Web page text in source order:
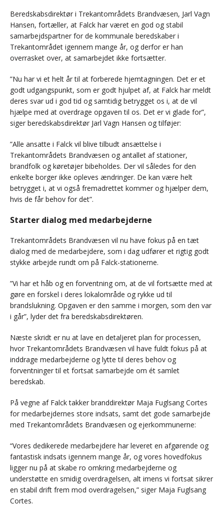
Beredskabsdirektør i Trekantområdets Brandvæsen, Jarl Vagn
Hansen, fortæller, at Falck har været en god og stabil
samarbejdspartner for de kommunale beredskaber i
Trekantområdet igennem mange år, og derfor er han
overrasket over, at samarbejdet ikke fortsætter.
”Nu har vi et helt år til at forberede hjemtagningen. Det er et
godt udgangspunkt, som er godt hjulpet af, at Falck har meldt
deres svar ud i god tid og samtidig betrygget os i, at de vil
hjælpe med at overdrage opgaven til os. Det er vi glade for”,
siger beredskabsdirektør Jarl Vagn Hansen og tilføjer:
”Alle ansatte i Falck vil blive tilbudt ansættelse i
Trekantområdets Brandvæsen og antallet af stationer,
brandfolk og køretøjer bibeholdes. Der vil således for den
enkelte borger ikke opleves ændringer. De kan være helt
betrygget i, at vi også fremadrettet kommer og hjælper dem,
hvis de får behov for det”.
Starter dialog med medarbejderne
Trekantområdets Brandvæsen vil nu have fokus på en tæt
dialog med de medarbejdere, som i dag udfører et rigtig godt
stykke arbejde rundt om på Falck-stationerne.
”Vi har et håb og en forventning om, at de vil fortsætte med at
gøre en forskel i deres lokalområde og rykke ud til
brandslukning. Opgaven er den samme i morgen, som den var
i går”, lyder det fra beredskabsdirektøren.
Næste skridt er nu at lave en detaljeret plan for processen,
hvor Trekantområdets Brandvæsen vil have fuldt fokus på at
inddrage medarbejderne og lytte til deres behov og
forventninger til et fortsat samarbejde om ét samlet
beredskab.
På vegne af Falck takker branddirektør Maja Fuglsang Cortes
for medarbejdernes store indsats, samt det gode samarbejde
med Trekantområdets Brandvæsen og ejerkommunerne:
“Vores dedikerede medarbejdere har leveret en afgørende og
fantastisk indsats igennem mange år, og vores hovedfokus
ligger nu på at skabe ro omkring medarbejderne og
understøtte en smidig overdragelsen, alt imens vi fortsat sikrer
en stabil drift frem mod overdragelsen,” siger Maja Fuglsang
Cortes.